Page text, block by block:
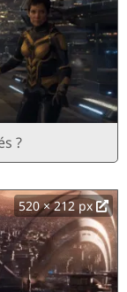
?
520 × 212 px